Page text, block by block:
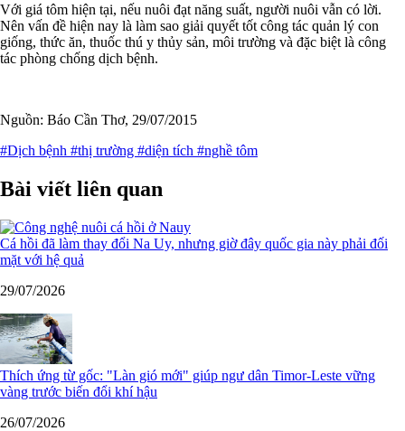
Với giá tôm hiện tại, nếu nuôi đạt năng suất, người nuôi vẫn có lời.
Nên vấn đề hiện nay là làm sao giải quyết tốt công tác quản lý con
giống, thức ăn, thuốc thú y thủy sản, môi trường và đặc biệt là công
tác phòng chống dịch bệnh.
Nguồn: Báo Cần Thơ, 29/07/2015
#Dịch bệnh #thị trường #diện tích #nghề tôm
Bài viết liên quan
Cá hồi đã làm thay đổi Na Uy, nhưng giờ đây quốc gia này phải đối
mặt với hệ quả
29/07/2026
Thích ứng từ gốc: "Làn gió mới" giúp ngư dân Timor-Leste vững
vàng trước biến đổi khí hậu
26/07/2026